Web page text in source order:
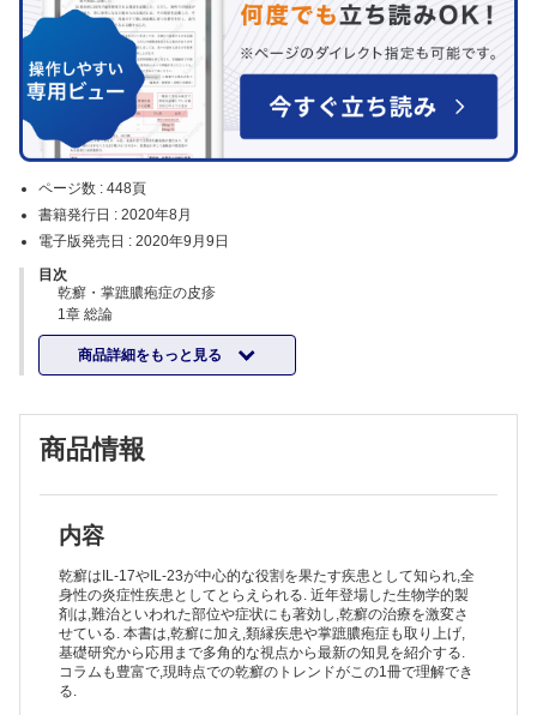
ページ数 : 448頁
書籍発行日 : 2020年8月
電子版発売日 : 2020年9月9日
目次
乾癬・掌蹠膿疱症の皮疹
1章 総論
1 疾患感受性遺伝子（尋常性乾癬，乾癬性関節炎）
2 乾癬における自己抗原―最近の話題
3 爪乾癬
5 高齢者の乾癬
6 アドヒアランス・治療満足度
1 乾癬の疫学
2 尋常性乾癬の病因・病態の歴史
Column 乾癬はどの範疇に入る疾患なのか？
Column 乾癬の表皮と真皮の相互作用
3 ケラチノサイトからみた乾癬の病態
4 自然免疫（抗菌ペプチド，ILC3, γδ）からみた乾癬の病態
Column 尋常性乾癬とカンジダ
5 獲得免疫（Th1/17, Treg）からみた乾癬の病態
6 血管内皮細胞からみた乾癬の病態
商品詳細をもっと見る
商品情報
内容
乾癬はIL-17やIL-23が中心的な役割を果たす疾患として知られ,全
身性の炎症性疾患としてとらえられる. 近年登場した生物学的製
剤は,難治といわれた部位や症状にも著効し,乾癬の治療を激変さ
せている. 本書は,乾癬に加え,類縁疾患や掌蹠膿疱症も取り上げ,
基礎研究から応用まで多角的な視点から最新の知見を紹介する.
コラムも豊富で,現時点での乾癬のトレンドがこの1冊で理解でき
る.